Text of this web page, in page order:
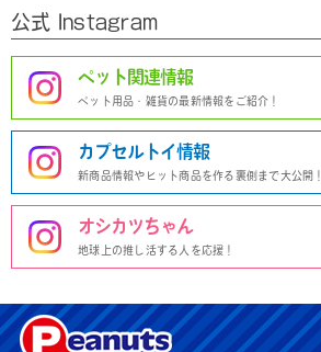
公式 Instagram
ペット関連情報
ペット用品・雑貨の最新情報をご紹介！
カプセルトイ情報
新商品情報やヒット商品を作る裏側まで大公開！
オシカツちゃん
地球上の推し活する人を応援！